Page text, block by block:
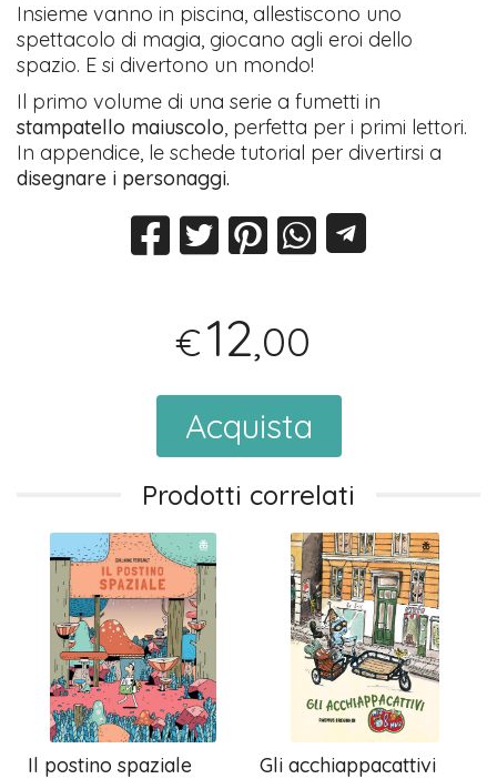
Insieme vanno in piscina, allestiscono uno
spettacolo di magia, giocano agli eroi dello
spazio. E si divertono un mondo!
Il primo volume di una serie a fumetti in
stampatello maiuscolo, perfetta per i primi lettori.
In appendice, le schede tutorial per divertirsi a
disegnare i personaggi.
€12,00
Acquista
Prodotti correlati
Il postino spaziale
Gli acchiappacattivi